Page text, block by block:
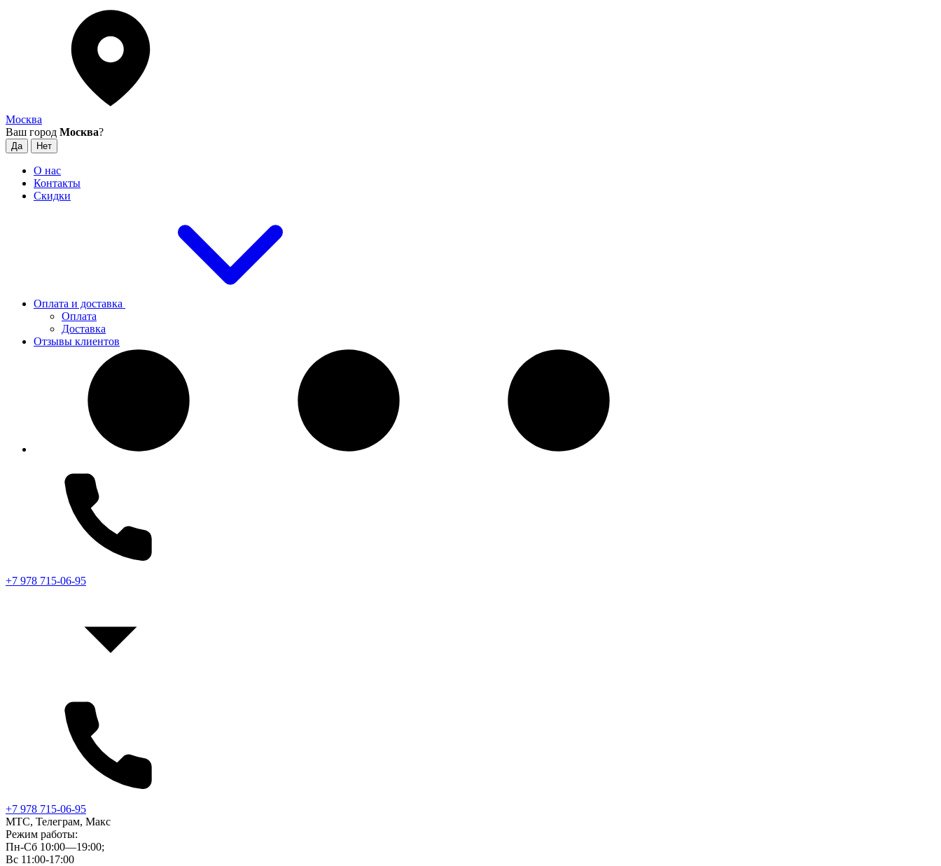
Москва
Ваш город Москва?
О нас
Контакты
Скидки
Оплата и доставка
Оплата
Доставка
Отзывы клиентов
+7 978 715-06-95
+7 978 715-06-95
МТС, Телеграм, Макс
Режим работы:
Пн-Сб 10:00—19:00;
Вс 11:00-17:00